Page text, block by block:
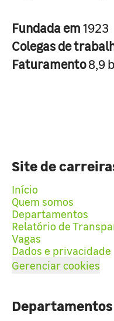
Fundada em1923
Colegas de
Faturamento8,9
Site de
Início
Quem somos
Departamentos
Relatório de
Vagas
Dados e privacidade
Gerenciar cookies
Departamentos